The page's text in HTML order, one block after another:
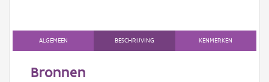
Hergebruik
Aanmelden
ALGEMEEN BESCHRIJVING KENMERKEN
Bronnen